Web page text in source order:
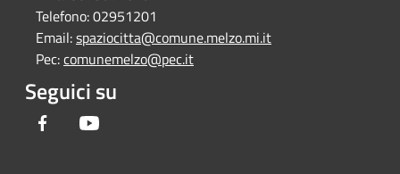
Telefono:02951201
Email:spaziocitta@comune.melzo.mi.it
Pec:comunemelzo@pec.it
Seguici su
Facebook